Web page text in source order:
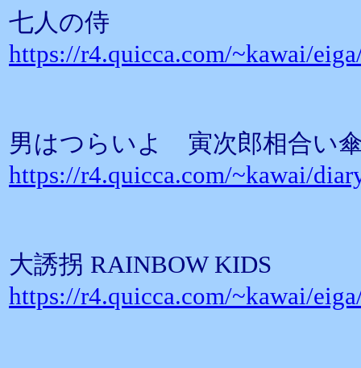
七人の侍
https://r4.quicca.com/~kawai/
男はつらいよ 寅次郎相合い
https://r4.quicca.com/~kawai/
大誘拐 RAINBOW KIDS
https://r4.quicca.com/~kawai/